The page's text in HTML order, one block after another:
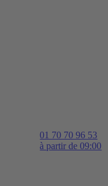
01 70 70 96 53
à partir de 09:00